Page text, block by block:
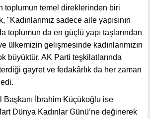
toplumun temel direklerinden biri
sadece aile yapısının
toplumun da en güçlü yapı taşlarından
ülkemizin gelişmesinde kadınlarımızın
büyüktür. AK Parti teşkilatlarında
gayret ve fedakârlık da her zaman
Başkanı İbrahim Küçükoğlu ise
Dünya Kadınlar Günü’ne değinerek